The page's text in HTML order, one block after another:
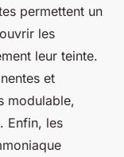
permettent un
les
leur teinte.
et
modulable,
Enfin, les